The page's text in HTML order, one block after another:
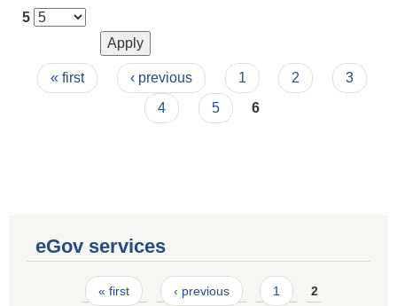
5
Pages
« first ‹ previous 1 2
3
4
5 6
eGov services
Pages« first ‹ previous 1 2